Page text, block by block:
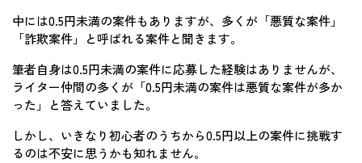
中には0.5円未満の案件もありますが、多くが「悪質な案件」
「詐欺案件」と呼ばれる案件と聞きます。
筆者自身は0.5円未満の案件に応募した経験はありませんが、
ライター仲間の多くが「0.5円未満の案件は悪質な案件が多か
った」と答えていました。
しかし、いきなり初心者のうちから0.5円以上の案件に挑戦す
るのは不安に思うかも知れません。